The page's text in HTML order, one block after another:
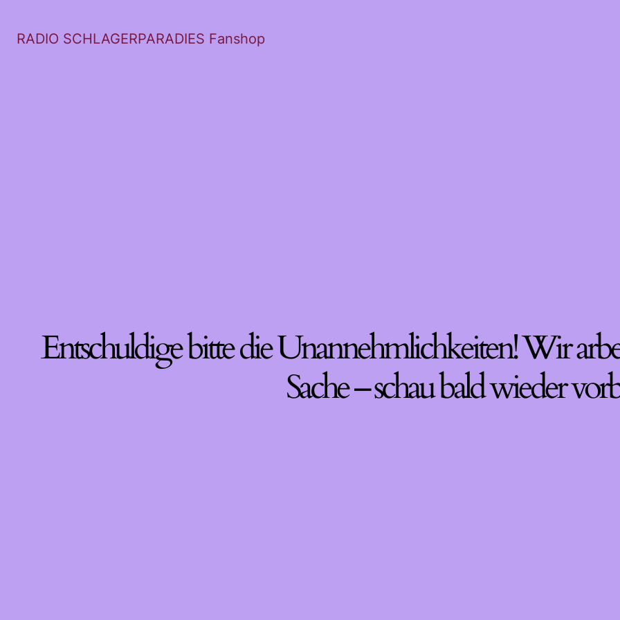
RADIO SCHLAGERPARADIES Fanshop
Entschuldige bitte die Unannehmlichkeiten! Wir
Sache – schau bald wieder